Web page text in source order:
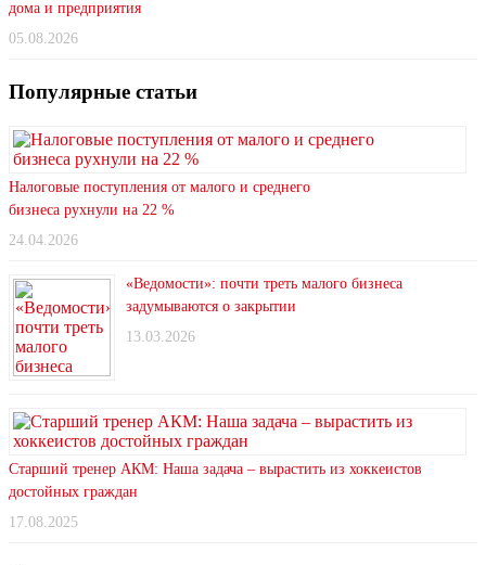
дома и предприятия
05.08.2026
Популярные статьи
Налоговые поступления от малого и среднего
бизнеса рухнули на 22 %
24.04.2026
«Ведомости»: почти треть малого бизнеса
задумываются о закрытии
13.03.2026
Старший тренер АКМ: Наша задача – вырастить из хоккеистов
достойных граждан
17.08.2025